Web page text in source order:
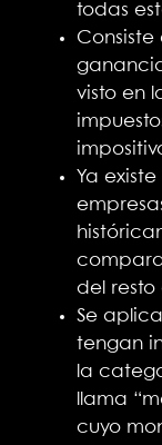
todas
Consiste
visto en
Ya
del resto
Se
tengan
la
llama
cuyo